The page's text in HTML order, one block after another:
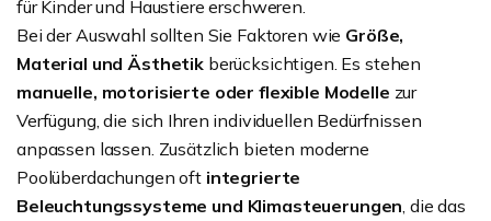
für Kinder und Haustiere erschweren.
Bei der Auswahl sollten Sie Faktoren wie Größe,
Material und Ästhetikberücksichtigen. Es stehen
manuelle, motorisierte oder flexible Modelle zur
Verfügung, die sich Ihren individuellen Bedürfnissen
anpassen lassen. Zusätzlich bieten moderne
Poolüberdachungen oft integrierte
Beleuchtungssysteme und Klimasteuerungen, die das